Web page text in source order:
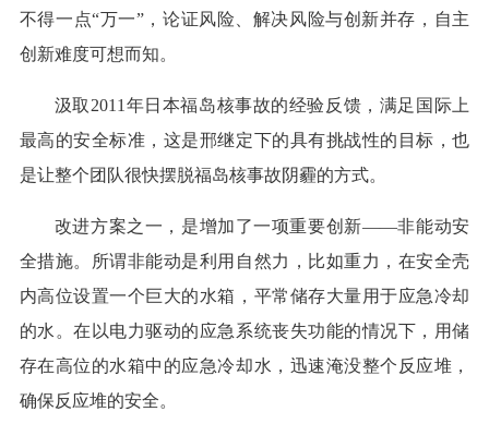
不得一点“万一”，论证风险、解决风险与创新并存，自主
创新难度可想而知。
汲取2011年日本福岛核事故的经验反馈，满足国际上
最高的安全标准，这是邢继定下的具有挑战性的目标，也
是让整个团队很快摆脱福岛核事故阴霾的方式。
改进方案之一，是增加了一项重要创新——非能动安
全措施。所谓非能动是利用自然力，比如重力，在安全壳
内高位设置一个巨大的水箱，平常储存大量用于应急冷却
的水。在以电力驱动的应急系统丧失功能的情况下，用储
存在高位的水箱中的应急冷却水，迅速淹没整个反应堆，
确保反应堆的安全。